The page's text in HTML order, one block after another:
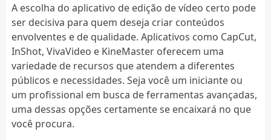
A escolha do aplicativo de edição de vídeo certo pode
ser decisiva para quem deseja criar conteúdos
envolventes e de qualidade. Aplicativos como CapCut,
InShot, VivaVideo e KineMaster oferecem uma
variedade de recursos que atendem a diferentes
públicos e necessidades. Seja você um iniciante ou
um profissional em busca de ferramentas avançadas,
uma dessas opções certamente se encaixará no que
você procura.